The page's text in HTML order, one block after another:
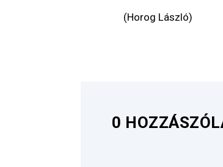
(Horog László)
0